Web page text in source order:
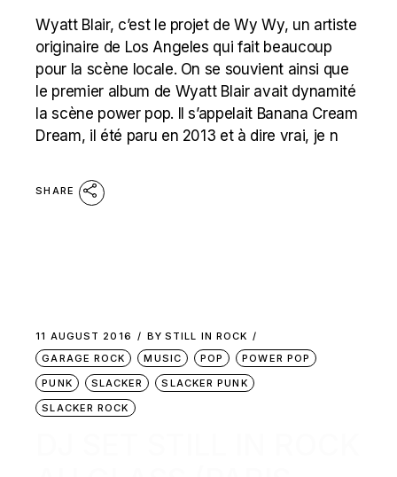
Wyatt Blair, c’est le projet de Wy Wy, un artiste
originaire de Los Angeles qui fait beaucoup
pour la scène locale. On se souvient ainsi que
le premier album de Wyatt Blair avait dynamité
la scène power pop. ll s’appelait Banana Cream
Dream, il été paru en 2013 et à dire vrai, je n
SHARE
11 AUGUST 2016 BY STILL IN ROCK
GARAGE ROCK
MUSIC POP
POWER POP
PUNK
SLACKER
SLACKER PUNK
SLACKER ROCK